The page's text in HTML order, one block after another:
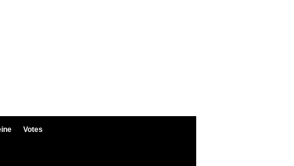
Votes